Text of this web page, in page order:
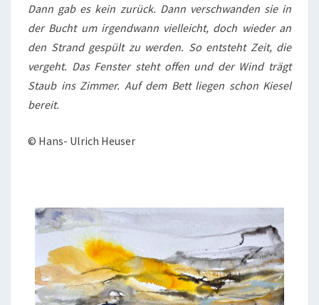
Dann gab es kein zurück. Dann verschwanden sie in
der Bucht um irgendwann vielleicht, doch wieder an
den Strand gespült zu werden. So entsteht Zeit, die
vergeht. Das Fenster steht offen und der Wind trägt
Staub ins Zimmer. Auf dem Bett liegen schon Kiesel
bereit.
© Hans- Ulrich Heuser